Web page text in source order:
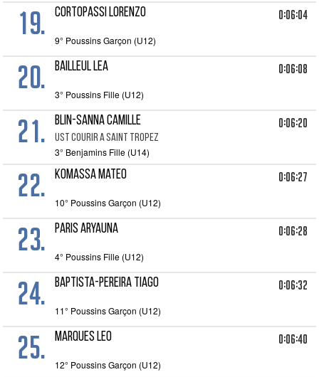
19. CORTOPASSI LORENZO 0:06:04
9° Poussins Garçon (U12)
20. BAILLEUL LEA 0:06:08
3° Poussins Fille (U12)
21. BLIN-SANNA CAMILLE
UST COURIR A SAINT TROPEZ
0:06:20
3° Benjamins Fille (U14)
22. KOMASSA Mateo 0:06:27
10° Poussins Garçon (U12)
23. PARIS ARYAUNA 0:06:28
4° Poussins Fille (U12)
24. BAPTISTA-PEREIRA TIAGO 0:06:32
11° Poussins Garçon (U12)
25. MARQUES LEO 0:06:40
12° Poussins Garçon (U12)